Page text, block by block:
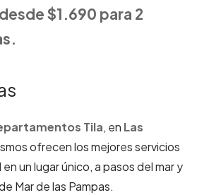
$1.690 para 2
Tila, en Las
ofrecen los mejores servicios
un lugar único, a pasos del mar y
Mar de las Pampas.